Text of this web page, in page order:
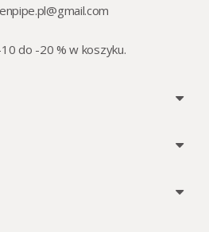
do -20 % w koszyku.